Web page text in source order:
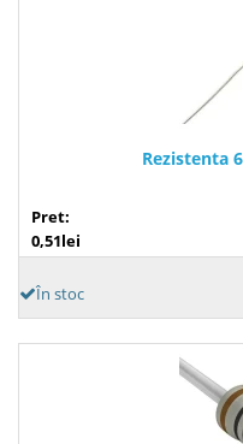
Rezistenta
Pret:
0,51lei
În stoc